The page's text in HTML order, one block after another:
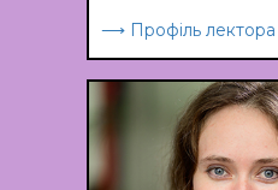
⟶ Профіль лектора